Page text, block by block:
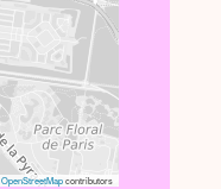
OpenStreetMapcontributors